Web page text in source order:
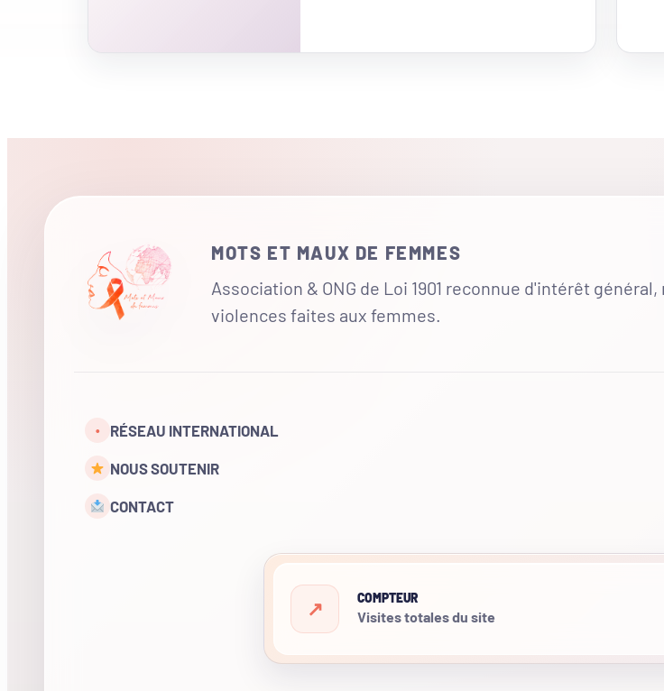
MOTS ET MAUX DE FEMMES
Association & ONG de Loi 1901 reconnue d'intérêt
violences faites aux femmes.
• RÉSEAU INTERNATIONAL
NOUS SOUTENIR
CONTACT
COMPTEUR
Visites totales du site